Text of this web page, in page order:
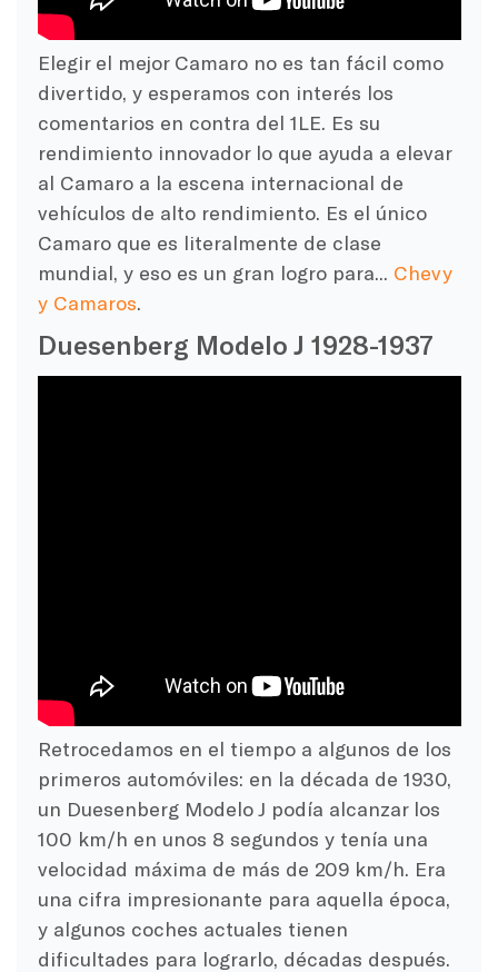
Elegir el mejor Camaro no es tan fácil como
divertido, y esperamos con interés los
comentarios en contra del 1LE. Es su
rendimiento innovador lo que ayuda a elevar
al Camaro a la escena internacional de
vehículos de alto rendimiento. Es el único
Camaro que es literalmente de clase
mundial, y eso es un gran logro para... Chevy
y Camaros.
Duesenberg Modelo J 1928-1937
Retrocedamos en el tiempo a algunos de los
primeros automóviles: en la década de 1930,
un Duesenberg Modelo J podía alcanzar los
100 km/h en unos 8 segundos y tenía una
velocidad máxima de más de 209 km/h. Era
una cifra impresionante para aquella época,
y algunos coches actuales tienen
dificultades para lograrlo, décadas después.